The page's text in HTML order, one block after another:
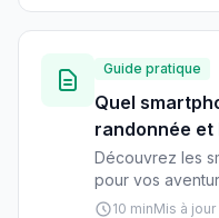
pratiques pour
Guide pratique
Quel
randonnée
Découvrez les
pour vos
autonomie, GPS
10 minMis à